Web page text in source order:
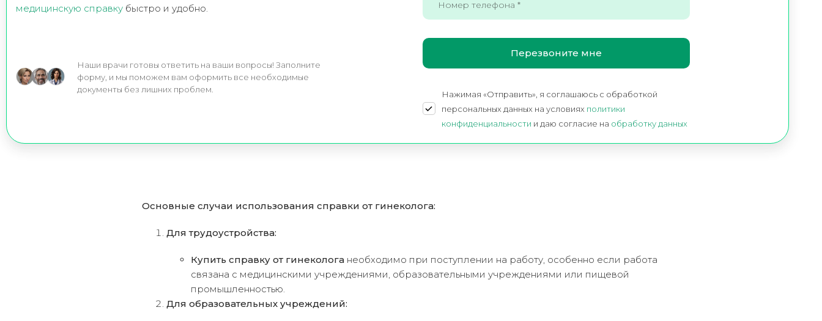
медицинскую справку быстро и удобно.
Наши врачи готовы ответить на ваши вопросы! Заполните
форму, и мы поможем вам оформить все необходимые
документы без лишних проблем.
Нажимая «Отправить», я соглашаюсь c обработкой
персональных данных на условиях политики
конфиденциальности и даю согласие на обработку данных
Основные случаи использования справки от гинеколога:
Для трудоустройства:
Купить справку от гинекологанеобходимо при поступлении на работу, особенно если работа
связана с медицинскими учреждениями, образовательными учреждениями или пищевой
промышленностью.
Для образовательных учреждений: